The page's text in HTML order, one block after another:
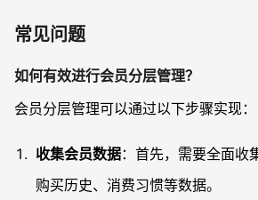
常见问题
如何有效进行会员分层管理？
会员分层管理可以通过以下步骤实现：
收集会员数据：首先，需要全面收
购买历史、消费习惯等数据。